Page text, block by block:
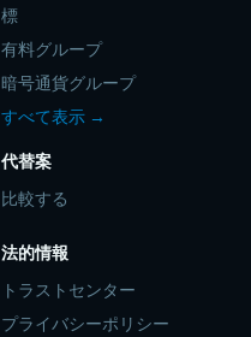
標
有料グループ
暗号通貨グループ
すべて表示 →
代替案
比較する
法的情報
トラストセンター
プライバシーポリシー